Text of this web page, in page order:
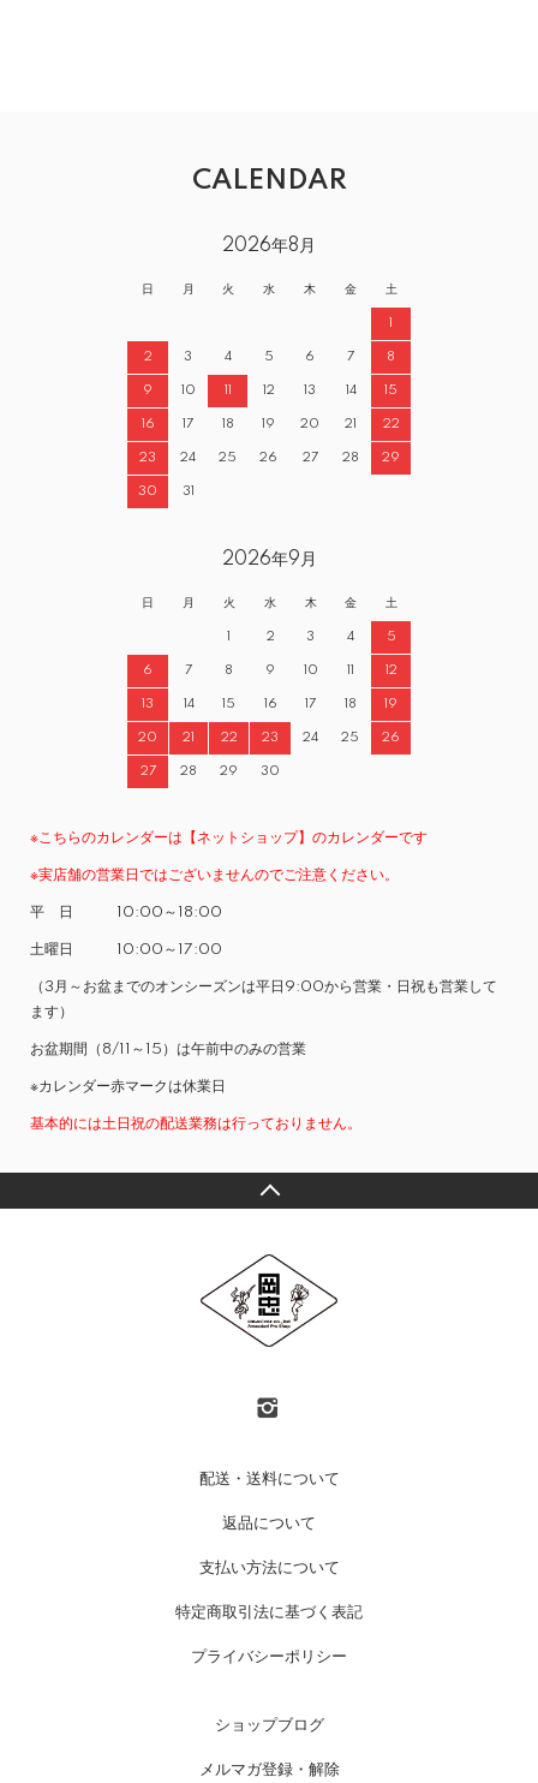
CALENDAR
2026年8月
日 月 火 水 木 金 土
2 3 4 5 6 7 8
9 10 12 13 14 15
16 17 18 19 20 21 22
23 24 25 26 27 28 29
30 31
2026年9月
日 月 火 水 木 金 土
2 3 4 5
6 7 8 9 10 12
13 14 15 16 17 18 19
20 21 22 23 24 25 26
27 28 29 30
※こちらのカレンダーは【ネットショップ】のカレンダーです
※実店舗の営業日ではございませんのでご注意ください。
平 日 10:00～18:00
土曜日 10:00～17:00
（3月～お盆までのオンシーズンは平日9:00から営業・日祝も営業して
ます）
お盆期間（8/11～15）は午前中のみの営業
※カレンダー赤マークは休業日
基本的には土日祝の配送業務は行っておりません。
配送・送料について
返品について
支払い方法について
特定商取引法に基づく表記
プライバシーポリシー
ショップブログ
メルマガ登録・解除